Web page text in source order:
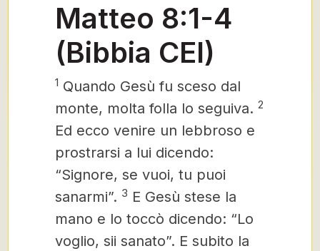
Matteo 8:1-4
(Bibbia CEI)
1 Quando Gesù fu sceso dal
monte, molta folla lo seguiva. 2
Ed ecco venire un lebbroso e
prostrarsi a lui dicendo:
“Signore, se vuoi, tu puoi
sanarmi”. 3 E Gesù stese la
mano e lo toccò dicendo: “Lo
voglio, sii sanato”. E subito la